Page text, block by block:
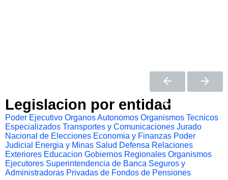
Legislacion por entidad
Poder Ejecutivo Organos Autonomos Organismos Tecnicos
Especializados Transportes y Comunicaciones Jurado
Nacional de Elecciones Economia y Finanzas Poder
Judicial
Energia y Minas Salud Defensa Relaciones
Exteriores Educacion Gobiernos Regionales Organismos
Ejecutores Superintendencia de Banca Seguros y
Administradoras Privadas de Fondos de Pensiones